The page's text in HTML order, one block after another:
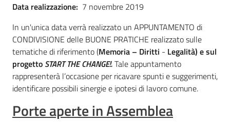
Data realizzazione: 7 novembre 2019
In un'unica data verrà realizzato un APPUNTAMENTO di
CONDIVISIONE delle BUONE PRATICHE realizzato sulle
tematiche di riferimento (Memoria – Diritti - Legalità) e sul
progetto START THE CHANGE!.Tale appuntamento
rappresenterà l’occasione per ricavare spunti e suggerimenti,
identificare possibili sinergie e ipotesi di lavoro comune.
Porte aperte in Assemblea